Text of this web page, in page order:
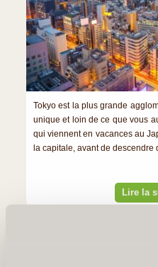
Tokyo est la plus grande
unique et loin de ce que vous
qui viennent en vacances au
la capitale, avant de descendre
Lire la